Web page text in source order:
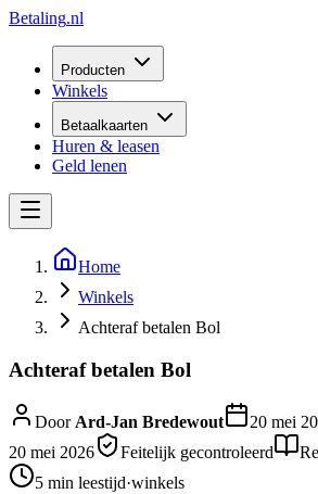
Betaling.nl
Producten
Winkels
Betaalkaarten
Huren & leasen
Geld lenen
Home
Winkels
Achteraf betalen Bol
Achteraf betalen Bol
DoorArd-Jan Bredewout 20 mei
20 mei 2026
Feitelijk gecontroleerd
5 min leestijd·winkels